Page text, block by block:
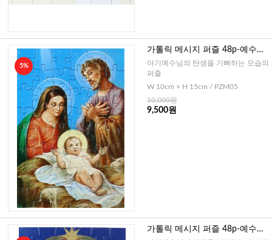
5%
가톨릭 메시지 퍼즐 48p-예수님
의 탄생2(이태리)
아기예수님의 탄생을 기뻐하는 모습의
퍼즐
W 10cm + H 15cm / PZM05
10,000원
9,500원
가톨릭 메시지 퍼즐 48p-예수님